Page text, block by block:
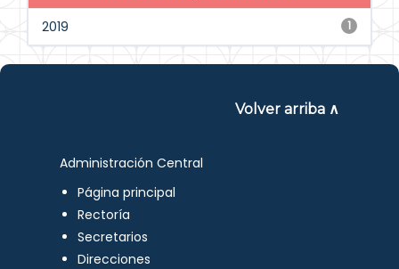
1
2019
Volver arriba ∧
Administración Central
Página principal
Rectoría
Secretarios
Direcciones